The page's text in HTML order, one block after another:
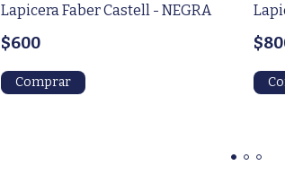
Lapicera Faber Castell - NEGRA
$600